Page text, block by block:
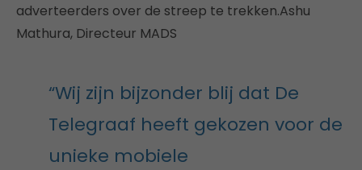
adverteerders over de streep te trekken.Ashu
Mathura, Directeur MADS
“Wij zijn bijzonder blij dat De
Telegraaf heeft gekozen voor de
unieke mobiele